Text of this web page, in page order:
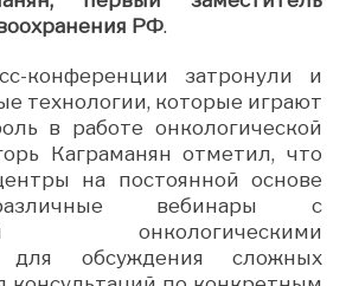
РФ.
конференции затронули и
технологии, которые играют
в работе онкологической
Каграманян отметил, что
на постоянной основе
вебинары с
онкологическими
для обсуждения сложных